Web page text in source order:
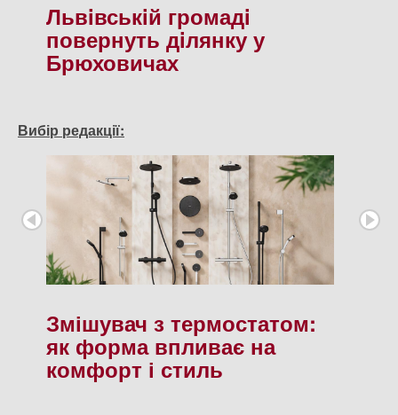
Львiвськiй громадi
повернуть дiлянку у
Брюховичах
Вибір редакції:
Змішувач з термостатом:
як форма впливає на
комфорт і стиль